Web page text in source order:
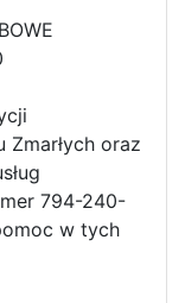
oraz
794-240-
w tych